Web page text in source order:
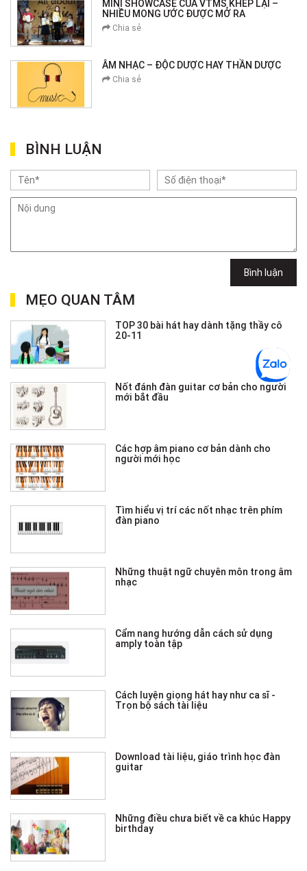
MINI SHOWCASE CỦA VTMS KHÉP LẠI –
NHIỀU MONG ƯỚC ĐƯỢC MỞ RA
Chia sẻ
ÂM NHẠC – ĐỘC DƯỢC HAY THẦN DƯỢC
Chia sẻ
BÌNH LUẬN
Bình luận
MẸO QUAN TÂM
TOP 30 bài hát hay dành tặng thầy cô
20-11
Nốt đánh đàn guitar cơ bản cho người
mới bắt đầu
Các hợp âm piano cơ bản dành cho
người mới học
Tìm hiểu vị trí các nốt nhạc trên phím
đàn piano
Những thuật ngữ chuyên môn trong âm
nhạc
Cẩm nang hướng dẫn cách sử dụng
amply toàn tập
Cách luyện giọng hát hay như ca sĩ -
Trọn bộ sách tài liệu
Download tài liệu, giáo trình học đàn
guitar
Những điều chưa biết về ca khúc Happy
birthday